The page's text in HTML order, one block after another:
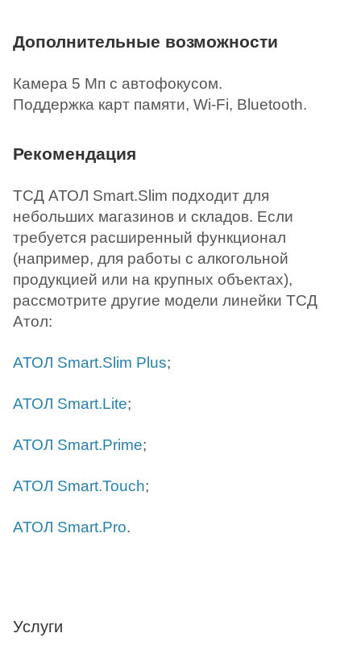
Дополнительные возможности
Камера 5 Мп с автофокусом.
Поддержка карт памяти, Wi-Fi, Bluetooth.
Рекомендация
ТСД АТОЛ Smart.Slim подходит для
небольших магазинов и складов. Если
требуется расширенный функционал
(например, для работы с алкогольной
продукцией или на крупных объектах),
рассмотрите другие модели линейки ТСД
Атол:
АТОЛ Smart.Slim Plus;
АТОЛ Smart.Lite;
АТОЛ Smart.Prime;
АТОЛ Smart.Touch;
АТОЛ Smart.Pro.
Услуги